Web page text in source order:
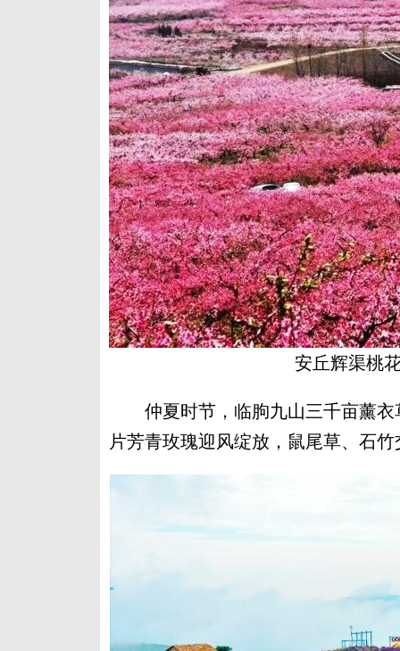
安丘辉渠桃
仲夏时节，临朐九山三千亩薰衣
片芳青玫瑰迎风绽放，鼠尾草、石